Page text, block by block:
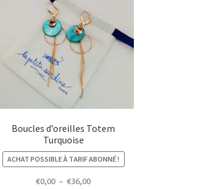
Boucles d’oreilles Totem
Turquoise
ACHAT POSSIBLE À TARIF ABONNÉ !
€0,00 – €36,00Plage